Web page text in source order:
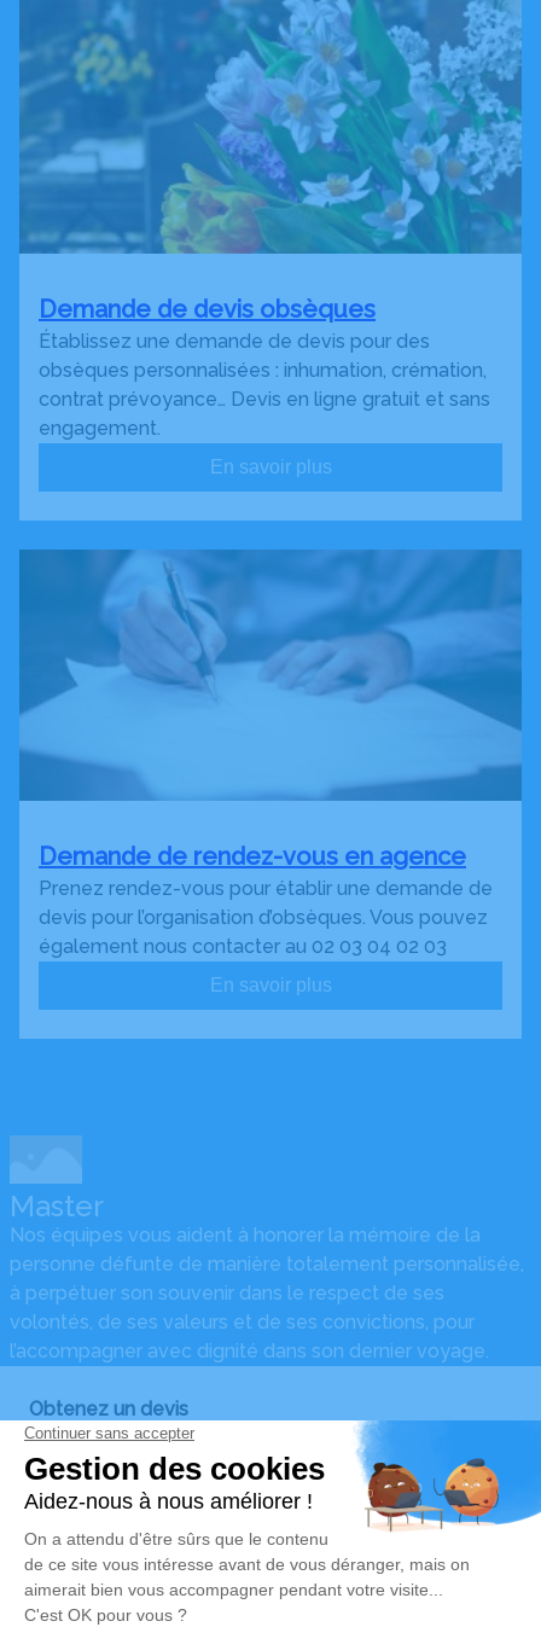
Demande de devis obsèques
Établissez une demande de devis pour des
obsèques personnalisées : inhumation, crémation,
contrat prévoyance… Devis en ligne gratuit et sans
engagement.
En savoir plus
Demande de rendez-vous en agence
Prenez rendez-vous pour établir une demande de
devis pour l’organisation d’obsèques. Vous pouvez
également nous contacter au 02 03 04 02 03
En savoir plus
Master
Nos équipes vous aident à honorer la mémoire de la
personne défunte de manière totalement personnalisée,
à perpétuer son souvenir dans le respect de ses
volontés, de ses valeurs et de ses convictions, pour
l’accompagner avec dignité dans son dernier voyage.
Obtenez un devis
Devis prévoyance
Devis marbrerie
Nos Services